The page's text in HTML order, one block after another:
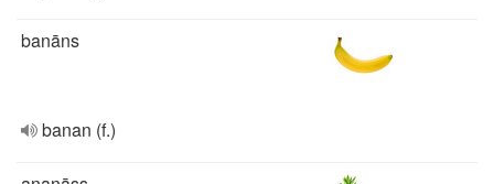
banāns
banan (f.)